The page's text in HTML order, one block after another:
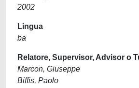
2002
Lingua
ba
Relatore, Supervisor, Advisor o
Marcon, Giuseppe
Biffis, Paolo